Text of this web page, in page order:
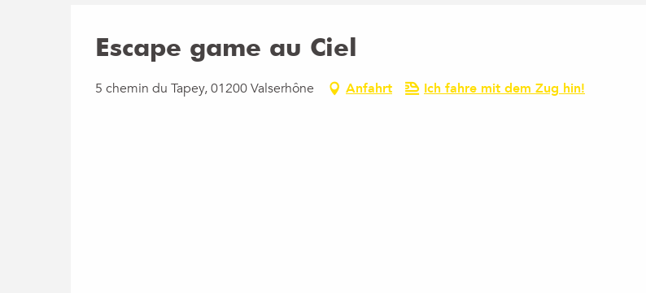
Escape game au Ciel
5 chemin du Tapey, 01200 Valserhône Anfahrt Ich fahre mit dem Zug hin!